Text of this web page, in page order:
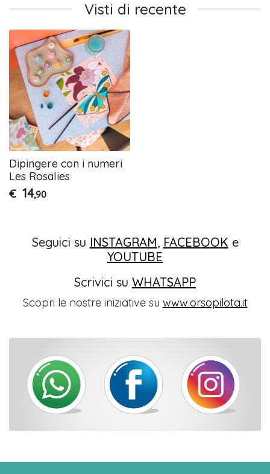
Visti di recente
Dipingere con i numeri
Les Rosalies
€ 14,90
Seguici su INSTAGRAM, FACEBOOK e
YOUTUBE
Scrivici su WHATSAPP
Scopri le nostre iniziative su www.orsopilota.it